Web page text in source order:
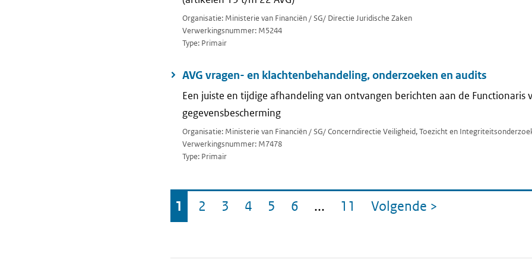
Organisatie: Ministerie van Financiën / SG/ Directie Juridische Zaken
Verwerkingsnummer: M5244
Type: Primair
AVG vragen- en klachtenbehandeling, onderzoeken en audits
Een juiste en tijdige afhandeling van ontvangen berichten aan de Functionaris
gegevensbescherming
Organisatie: Ministerie van Financiën / SG/ Concerndirectie Veiligheid, Toezicht en
Verwerkingsnummer: M7478
Type: Primair
Ga
naar
Pagina
1 Pagina
2 Pagina
3 Pagina
4 Pagina
5 Pagina
6 ... Pagina
11 Volgende pagina
>